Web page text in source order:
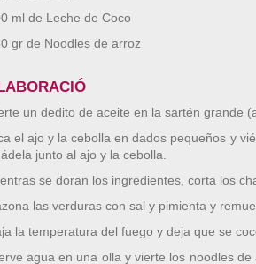
ml de Leche de Coco
gr de Noodles de arroz
un dedito de aceite en la sartén grande
el ajo y la cebolla en dados pequeños y
junto al ajo y la cebolla.
se doran los ingredientes, corta los
las verduras con sal y pimienta y
la temperatura del fuego y deja que se
agua en una olla y vierte los noodles